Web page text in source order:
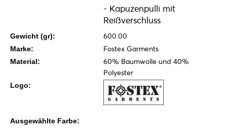
- Kapuzenpulli mit
Reißverschluss
Gewicht (gr): 600.00
Marke: Fostex Garments
Material:
60% Baumwolle und 40%
Polyester
Logo:
Ausgewählte Farbe: